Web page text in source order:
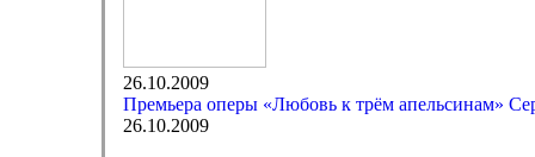
26.10.2009
Премьера оперы «Любовь к трём апельсинам»
26.10.2009